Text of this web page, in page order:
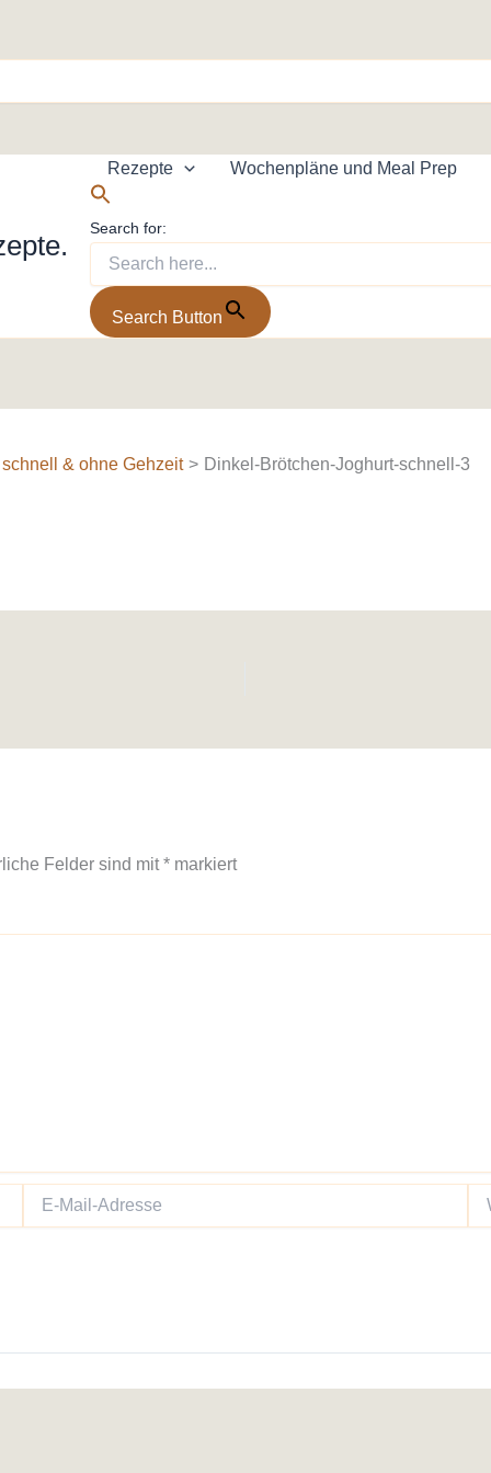
Rezepte Wochenpläne und Meal Prep
Search for:
Search Button
& ohne Gehzeit Dinkel-Brötchen-Joghurt-schnell-3
Felder sind mit* markiert
Mail-